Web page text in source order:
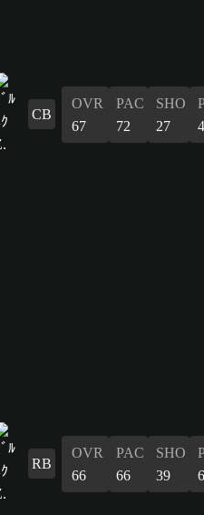
CB
OVR
67
PAC
72
SHO
27
RB
OVR
66
PAC
66
SHO
39